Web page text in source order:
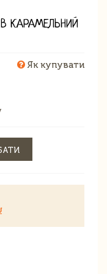
КАРАМЕЛЬНИЙ
Як купувати